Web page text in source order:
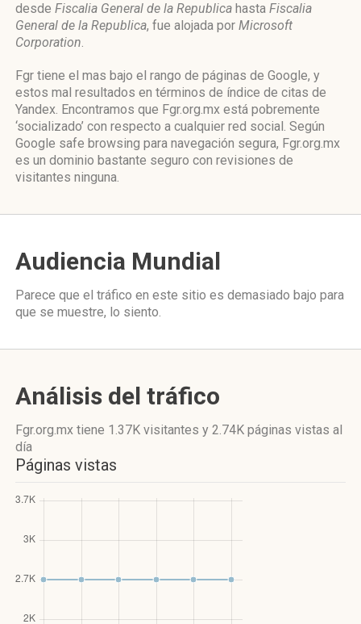
desde Fiscalia General de la Republica hasta Fiscalia
General de la Republica, fue alojada por Microsoft
Corporation.
Fgr tiene el mas bajo el rango de páginas de Google, y
estos mal resultados en términos de índice de citas de
Yandex. Encontramos que Fgr.org.mx está pobremente
‘socializado’ con respecto a cualquier red social. Según
Google safe browsing para navegación segura, Fgr.org.mx
es un dominio bastante seguro con revisiones de
visitantes ninguna.
Audiencia Mundial
Parece que el tráfico en este sitio es demasiado bajo para
que se muestre, lo siento.
Análisis del tráfico
Fgr.org.mx tiene 1.37K visitantes y 2.74K páginas vistas al
día
Páginas vistas